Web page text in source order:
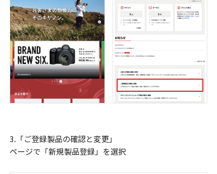
3.「ご登録製品の確認と変更」
ページで「新規製品登録」を選択